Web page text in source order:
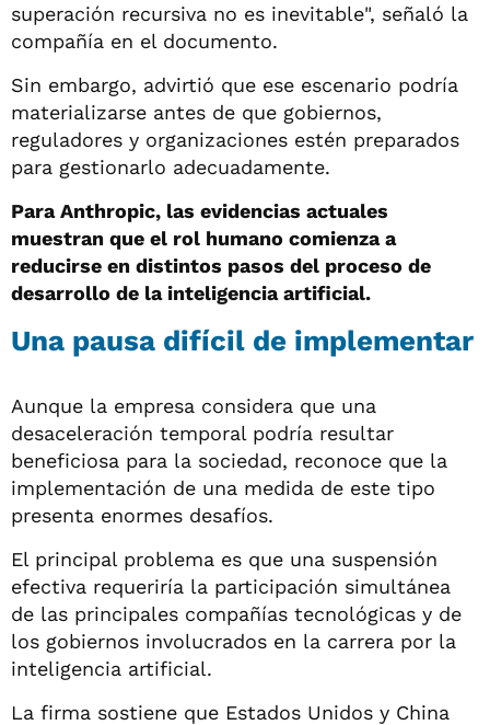
superación recursiva no es inevitable", señaló la
compañía en el documento.
Sin embargo, advirtió que ese escenario podría
materializarse antes de que gobiernos,
reguladores y organizaciones estén preparados
para gestionarlo adecuadamente.
Para Anthropic, las evidencias actuales
muestran que el rol humano comienza a
reducirse en distintos pasos del proceso de
desarrollo de la inteligencia artificial.
Una pausa difícil de implementar
Aunque la empresa considera que una
desaceleración temporal podría resultar
beneficiosa para la sociedad, reconoce que la
implementación de una medida de este tipo
presenta enormes desafíos.
El principal problema es que una suspensión
efectiva requeriría la participación simultánea
de las principales compañías tecnológicas y de
los gobiernos involucrados en la carrera por la
inteligencia artificial.
La firma sostiene que Estados Unidos y China